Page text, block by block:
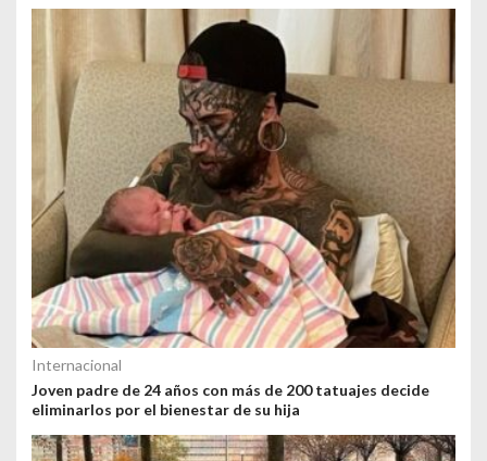
Internacional
Joven padre de 24 años con más de 200 tatuajes decide
eliminarlos por el bienestar de su hija